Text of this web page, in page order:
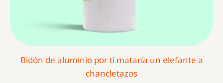
Bidón de aluminio por ti mataría un elefante a
chancletazos